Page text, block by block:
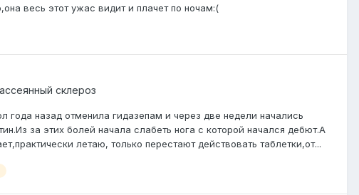
весь этот ужас видит и плачет по ночам:(
склероз
года назад отменила гидазепам и через две недели начались
за этих болей начала слабеть нога с которой начался дебют.А
летаю, только перестают действовать таблетки,от...